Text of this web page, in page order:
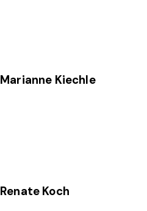
Marianne Kiechle
Renate Koch